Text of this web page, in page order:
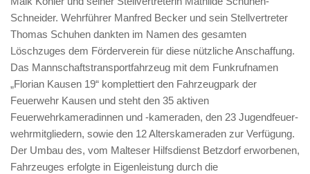
Schneider. Wehrführer Manfred Becker und sein Stellvertreter
Thomas Schuhen dankten im Namen des gesamten
Löschzuges dem Förderverein für diese nützliche Anschaffung.
Das Mannschaftstransportfahrzeug mit dem Funkrufnamen
„Florian Kausen 19“ komplettiert den Fahrzeugpark der
Feuerwehr Kausen und steht den 35 aktiven
Feuerwehrkameradinnen und -kameraden, den 23 Jugendfeuer-
wehrmitgliedern, sowie den 12 Alterskameraden zur Verfügung.
Der Umbau des, vom Malteser Hilfsdienst Betzdorf erworbenen,
Fahrzeuges erfolgte in Eigenleistung durch die